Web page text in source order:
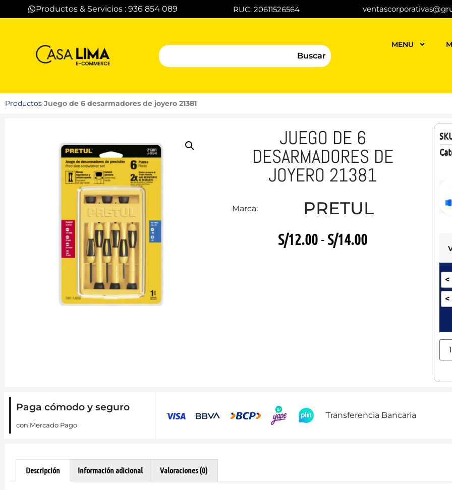
Productos & Servicios : 936 854 089 RUC: 20611526564
Buscar
MENU
Productos Juego de 6 desarmadores de joyero 21381
JUEGO DE 6
DESARMADORES DE
JOYERO 21381
Marca: PRETUL
S/12.00-S/14.00
<
Paga cómodo y seguro
con Mercado Pago
Transferencia Bancaria
Descripción Información adicional Valoraciones (0)